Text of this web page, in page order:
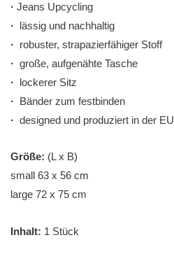
· Jeans Upcycling
· lässig und nachhaltig
· robuster, strapazierfähiger Stoff
· große, aufgenähte Tasche
· lockerer Sitz
· Bänder zum festbinden
· designed und produziert in der EU
Größe: (L x B)
small 63 x 56 cm
large 72 x 75 cm
Inhalt: 1 Stück